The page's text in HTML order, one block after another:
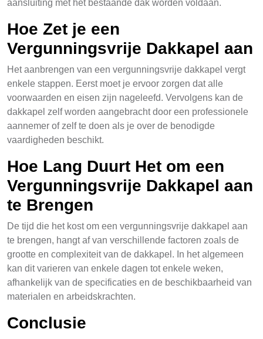
aansluiting met het bestaande dak worden voldaan.
Hoe Zet je een
Vergunningsvrije Dakkapel aan
Het aanbrengen van een vergunningsvrije dakkapel vergt
enkele stappen. Eerst moet je ervoor zorgen dat alle
voorwaarden en eisen zijn nageleefd. Vervolgens kan de
dakkapel zelf worden aangebracht door een professionele
aannemer of zelf te doen als je over de benodigde
vaardigheden beschikt.
Hoe Lang Duurt Het om een
Vergunningsvrije Dakkapel aan
te Brengen
De tijd die het kost om een vergunningsvrije dakkapel aan
te brengen, hangt af van verschillende factoren zoals de
grootte en complexiteit van de dakkapel. In het algemeen
kan dit varieren van enkele dagen tot enkele weken,
afhankelijk van de specificaties en de beschikbaarheid van
materialen en arbeidskrachten.
Conclusie